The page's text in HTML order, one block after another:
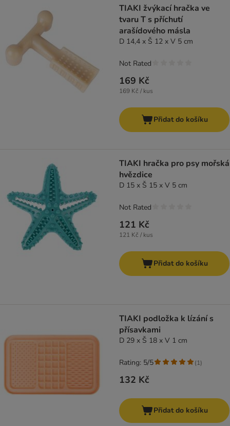
TIAKI žvýkací hračka ve
tvaru T s příchutí
arašídového másla
D 14,4 x Š 12 x V 5 cm
169 Kč
169 Kč / kus
Not Rated
Přidat do košíku
TIAKI hračka pro psy mořská
hvězdice
D 15 x Š 15 x V 5 cm
121 Kč
121 Kč / kus
Not Rated
Přidat do košíku
TIAKI podložka k lízání s
přísavkami
D 29 x Š 18 x V 1 cm
132 Kč
Rating: 5/5 (1)
Přidat do košíku